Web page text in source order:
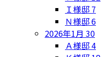
Ｉ様邸 7
Ｎ様邸6
2026年1月 30
Ａ様邸4